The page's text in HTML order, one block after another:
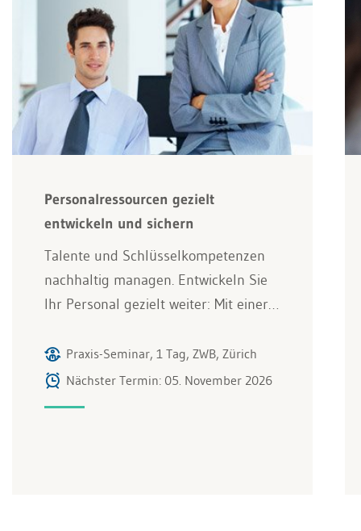
Personalressourcen gezielt
entwickeln und sichern
Talente und Schlüsselkompetenzen
nachhaltig managen. Entwickeln Sie
Ihr Personal gezielt weiter: Mit einer…
Praxis-Seminar, 1 Tag, ZWB, Zürich
Nächster Termin: 05. November 2026